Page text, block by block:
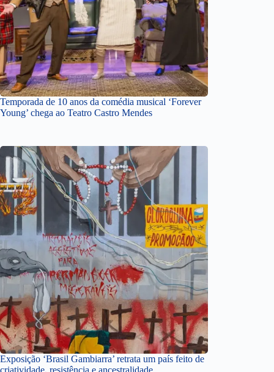
Temporada de 10 anos da comédia musical ‘Forever
Young’ chega ao Teatro Castro Mendes
Exposição ‘Brasil Gambiarra’ retrata um país feito de